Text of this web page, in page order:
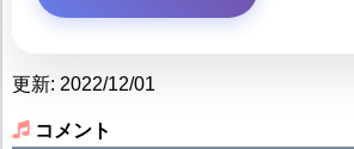
更新: 2022/12/01
コメント